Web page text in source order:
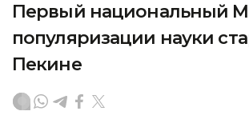
Первый национальный
популяризации науки
Пекине